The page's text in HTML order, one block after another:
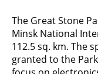
The Great Stone
Minsk National
112.5 sq. km. The
granted to the